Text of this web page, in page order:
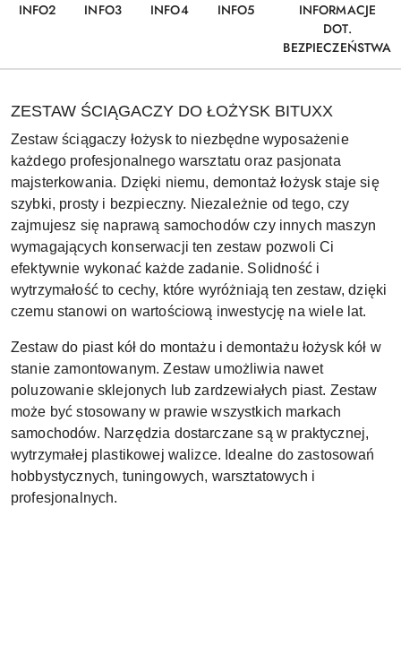
INFO2 INFO3 INFO4 INFO5
INFORMACJE
DOT.
BEZPIECZEŃSTWA
ZESTAW ŚCIĄGACZY DO ŁOŻYSK BITUXX
Zestaw ściągaczy łożysk to niezbędne wyposażenie
każdego profesjonalnego warsztatu oraz pasjonata
majsterkowania. Dzięki niemu, demontaż łożysk staje się
szybki, prosty i bezpieczny. Niezależnie od tego, czy
zajmujesz się naprawą samochodów czy innych maszyn
wymagających konserwacji ten zestaw pozwoli Ci
efektywnie wykonać każde zadanie. Solidność i
wytrzymałość to cechy, które wyróżniają ten zestaw, dzięki
czemu stanowi on wartościową inwestycję na wiele lat.
Zestaw do piast kół do montażu i demontażu łożysk kół w
stanie zamontowanym. Zestaw umożliwia nawet
poluzowanie sklejonych lub zardzewiałych piast. Zestaw
może być stosowany w prawie wszystkich markach
samochodów. Narzędzia dostarczane są w praktycznej,
wytrzymałej plastikowej walizce. Idealne do zastosowań
hobbystycznych, tuningowych, warsztatowych i
profesjonalnych.